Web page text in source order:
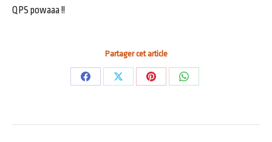
QPS powaaa !!
Partager cet article
PartagerPartagerPartagerPartager